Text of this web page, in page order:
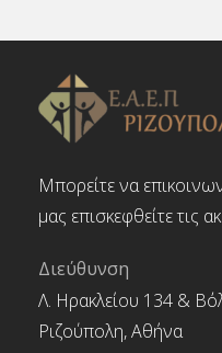
Μπορείτε να
μας επισκεφθείτε τις
Διεύθυνση
Λ. Ηρακλείου 134 &
Ριζούπολη, Αθήνα